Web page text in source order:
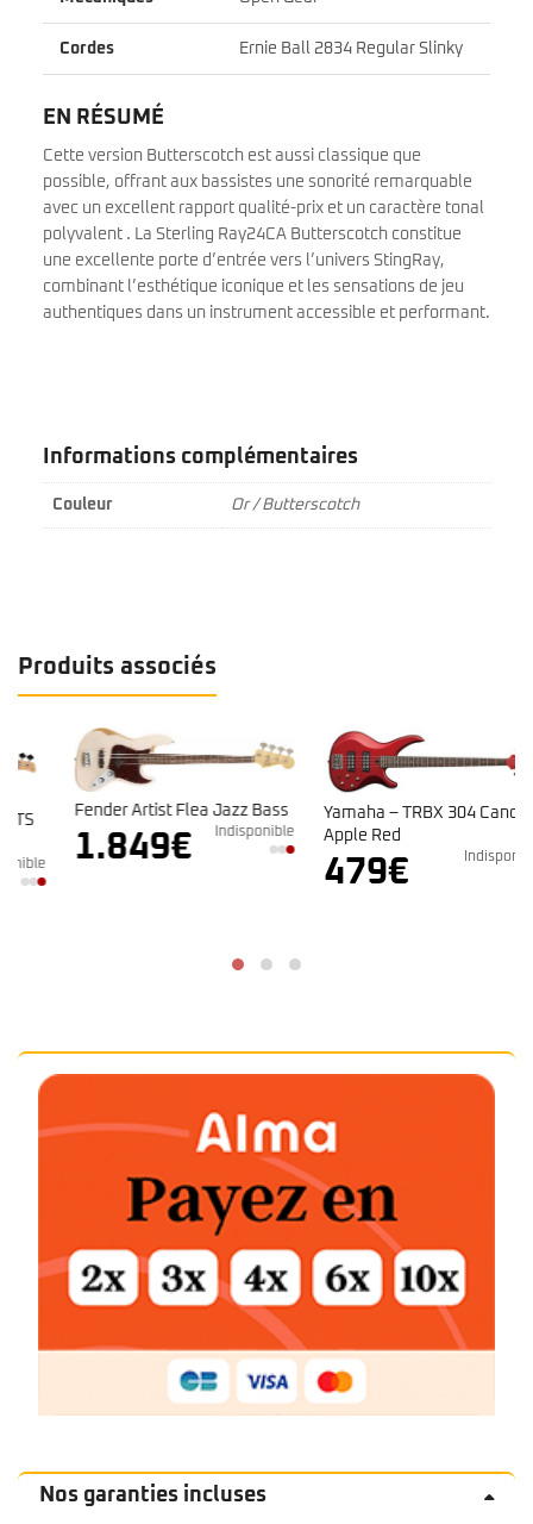
Cordes Ernie Ball 2834 Regular Slinky
EN RÉSUMÉ
Cette version Butterscotch est aussi classique que
possible, offrant aux bassistes une sonorité remarquable
avec un excellent rapport qualité-prix et un caractère tonal
polyvalent . La Sterling Ray24CA Butterscotch constitue
une excellente porte d’entrée vers l’univers StingRay,
combinant l’esthétique iconique et les sensations de jeu
authentiques dans un instrument accessible et performant.
Informations complémentaires
Couleur Or / Butterscotch
Produits associés
Fender Artist Flea Jazz Bass
1.849€ Indisponible
Yamaha – TRBX 304 Candy
Apple Red
479€ Indisponible
Nos garanties incluses